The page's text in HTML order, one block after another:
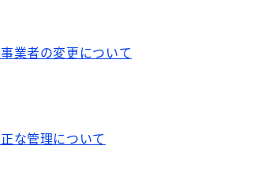
業者の変更について
な管理について